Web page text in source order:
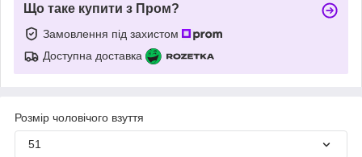
Що таке купити з Пром?
Замовлення під захистом
Доступна доставка
Розмір чоловічого взуття
51